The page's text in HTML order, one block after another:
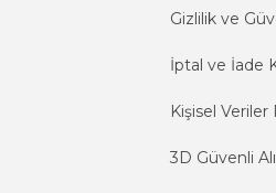
Gizlilik ve
İptal ve İade
Kişisel Veriler
3D Güvenli